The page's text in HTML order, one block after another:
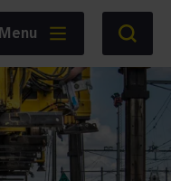
Menu Zoeken